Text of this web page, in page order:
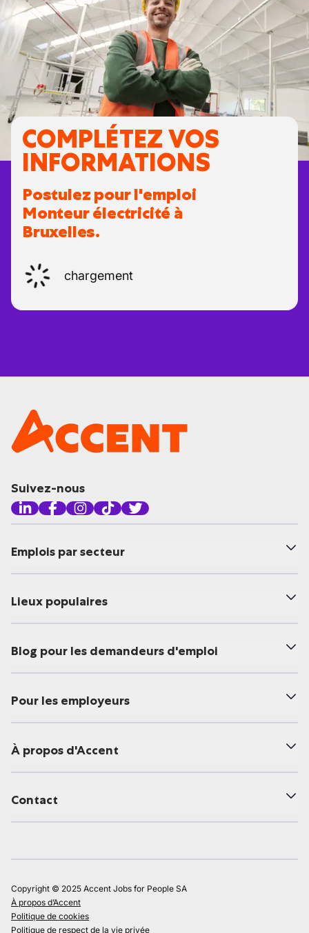
COMPLÉTEZ VOS
INFORMATIONS
Postulez pour l'emploi
Monteur électricité à
Bruxelles.
chargement
Suivez-nous
Emplois par secteur
Lieux populaires
Blog pour les demandeurs d'emploi
Pour les employeurs
À propos d'Accent
Contact
Copyright © 2025 Accent Jobs for People SA
À propos d’Accent
Politique de cookies
Politique de respect de la vie privée